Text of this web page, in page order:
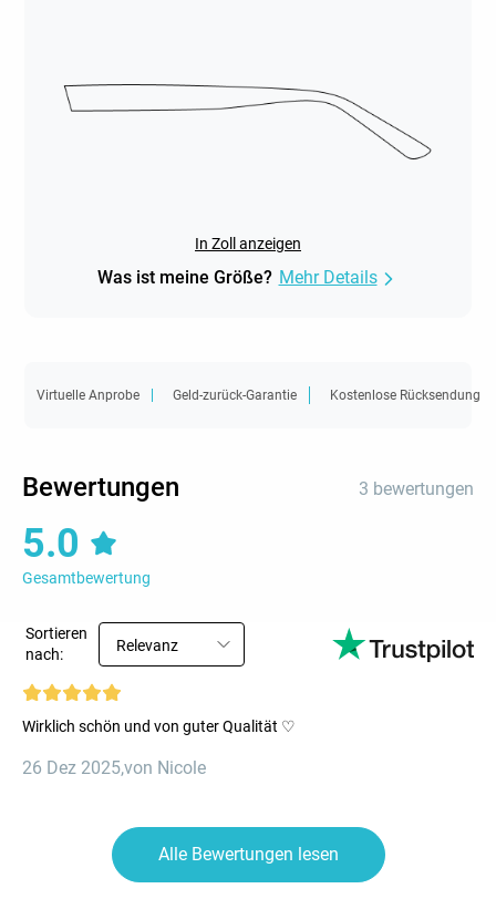
In Zoll anzeigen
Was ist meine Größe? Mehr Details
Virtuelle Anprobe Geld-zurück-Garantie Kostenlose Rücksendung
Bewertungen 3 bewertungen
5.0
Gesamtbewertung
Sortieren
nach:
Relevanz
Wirklich schön und von guter Qualität ♡
26 Dez 2025,von Nicole
Alle Bewertungen lesen